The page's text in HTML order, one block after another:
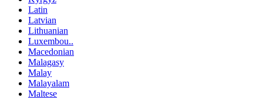
Latin
Latvian
Lithuanian
Luxembou..
Macedonian
Malagasy
Malay
Malayalam
Maltese